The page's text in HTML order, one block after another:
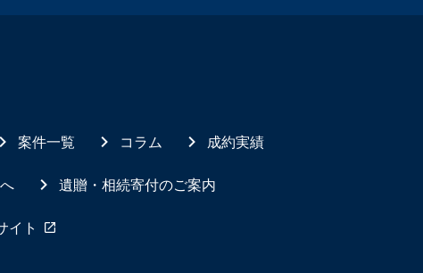
案件一覧 コラム 成約実績
遺贈・相続寄付のご案内
イト